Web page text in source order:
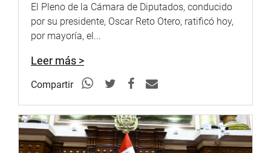
El Pleno de la Cámara de Diputados, conducido
por su presidente, Oscar Reto Otero, ratificó hoy,
por mayoría, el...
Leer más >
Compartir